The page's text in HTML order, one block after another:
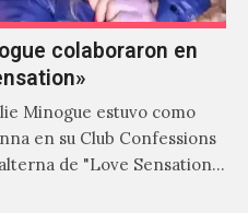
colaboraron en
Minogue estuvo como
en su Club Confessions
de "Love Sensation",